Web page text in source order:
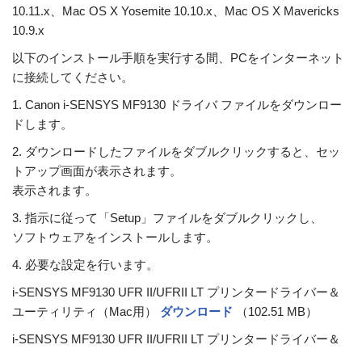
10.11.x、Mac OS X Yosemite 10.10.x、Mac OS X Mavericks
10.9.x
以下のインストール手順を実行する間、PCをインターネット
に接続してください。
1. Canon i-SENSYS MF9130 ドライバ ファイルをダウンロー
ドします。
2. ダウンロードしたファイルをダブルクリックすると、セッ
トアップ画面が表示されます。
表示されます。
3. 指示に従って「Setup」ファイルをダブルクリックし、
ソフトウェアをインストールします。
4. 必要な設定を行います。
i-SENSYS MF9130 UFR II/UFRII LT プリンタードライバー＆
ユーティリティ（Mac用） ダウンロード
（102.51 MB）
i-SENSYS MF9130 UFR II/UFRII LT プリンタードライバー＆